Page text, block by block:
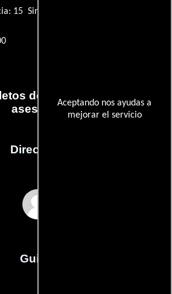
Aceptando nos ayudas a
mejorar el servicio
15 Singapur: M18
de la película Juego de
asesinos
Dirección
Guión